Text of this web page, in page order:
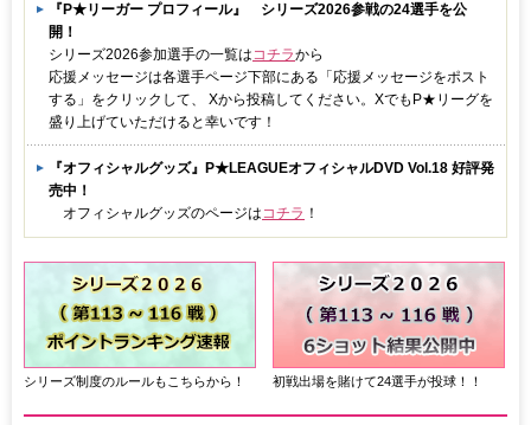
『P★リーガー プロフィール』 シリーズ2026参戦の24選手を公
開！
シリーズ2026参加選手の一覧は コチラから
応援メッセージは各選手ページ下部にある「応援メッセージをポスト
する」をクリックして、 Xから投稿してください。XでもP★リーグを
盛り上げていただけると幸いです！
『オフィシャルグッズ』P★LEAGUEオフィシャルDVD Vol.18 好評発
売中！
オフィシャルグッズのページは コチラ ！
シリーズ制度のルールもこちらから！ 初戦出場を賭けて24選手が投球！！